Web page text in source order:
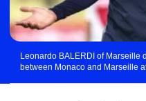
Leonardo BALERDI of Marseille
between Monaco and Marseille